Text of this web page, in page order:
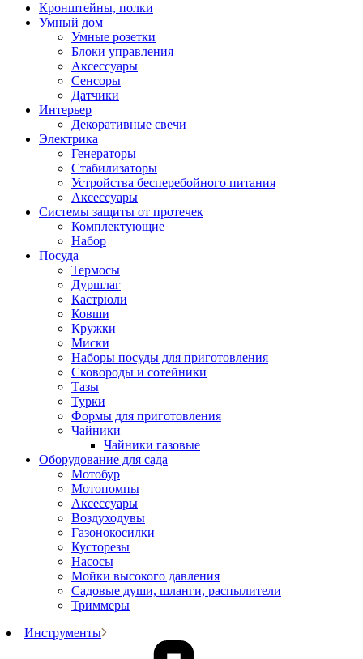
Кронштейны, полки
Умный дом
Умные розетки
Блоки управления
Аксессуары
Сенсоры
Датчики
Интерьер
Декоративные свечи
Электрика
Генераторы
Стабилизаторы
Устройства бесперебойного питания
Аксессуары
Системы защиты от протечек
Комплектующие
Набор
Посуда
Термосы
Дуршлаг
Кастрюли
Ковши
Кружки
Миски
Наборы посуды для приготовления
Сковороды и сотейники
Тазы
Турки
Формы для приготовления
Чайники
Чайники газовые
Оборудование для сада
Мотобур
Мотопомпы
Аксессуары
Воздуходувы
Газонокосилки
Кусторезы
Насосы
Мойки высокого давления
Садовые души, шланги, распылители
Триммеры
Инструменты